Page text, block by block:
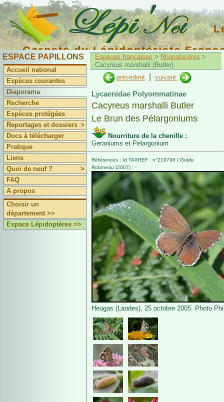
Carnets du Lépidoptériste
ESPACE PAPILLONS
Accueil national
Espèces courantes
Diaporama
Recherche
Espèces protégées
Reportages et dossiers >
Docs à télécharger
Pratique
Liens
Quoi de neuf ?
>
FAQ
A propos
Choisir un
département >>
Espace Lépidoptères >>
Espèces françaises > Rhopalocères >
Cacyreus marshalli (Butler)
précédent
suivant
Lycaenidae Polyommatinae
Cacyreus marshalli Butler
Le Brun des Pélargoniums
Nourriture de la chenille :
Geraniums et Pelargonium
Références : Id TAXREF : n°219796 / Guide
Robineau (2007) : -
Heugas (Landes), 25 octobre 2005. Photo